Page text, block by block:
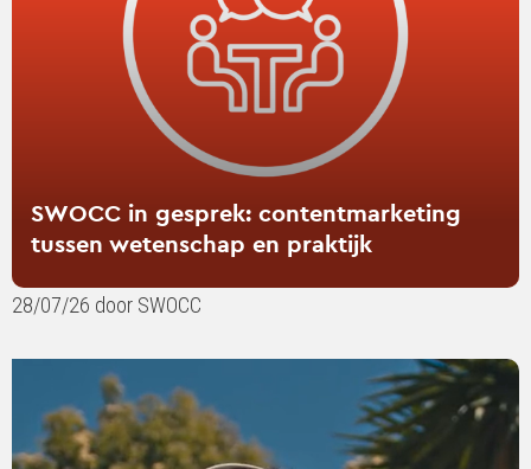
SWOCC in gesprek: contentmarketing
tussen wetenschap en praktijk
28/07/26 door SWOCC
Your